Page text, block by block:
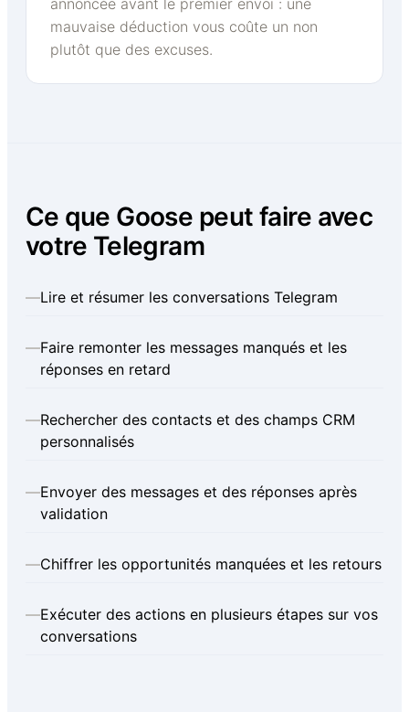
annoncée avant le premier envoi : une
mauvaise déduction vous coûte un non
plutôt que des excuses.
Ce que Goose peut faire avec
votre Telegram
—Lire et résumer les conversations Telegram
—Faire remonter les messages manqués et les
réponses en retard
—Rechercher des contacts et des champs CRM
personnalisés
—Envoyer des messages et des réponses après
validation
—Chiffrer les opportunités manquées et les retours
—Exécuter des actions en plusieurs étapes sur vos
conversations